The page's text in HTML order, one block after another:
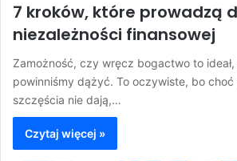
7 kroków, które prowadzą
niezależności finansowej
Zamożność, czy wręcz bogactwo to
powinniśmy dążyć. To oczywiste, bo
szczęścia nie dają,…
Czytaj więcej »